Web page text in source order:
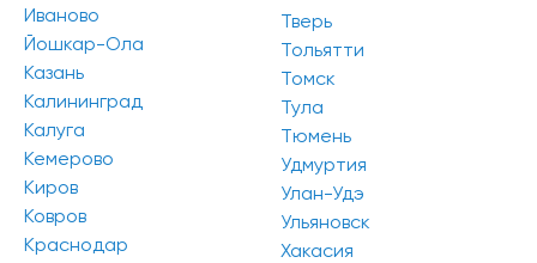
Иваново
Йошкар-Ола
Казань
Калининград
Калуга
Кемерово
Киров
Ковров
Краснодар
Тверь
Тольятти
Томск
Тула
Тюмень
Удмуртия
Улан-Удэ
Ульяновск
Хакасия